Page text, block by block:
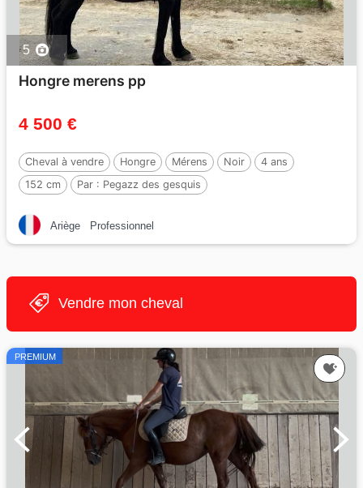
5
Hongre merens pp
4 500 €
Cheval à vendre Hongre Mérens Noir
4 ans
152 cm
Par : Pegazz des gesquis
Ariège Professionnel
Vendre mon cheval
PREMIUM